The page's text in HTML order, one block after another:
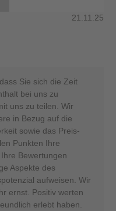
21.11.25
Sie sich die Zeit
bei uns zu
uns zu teilen. Wir
in Bezug auf die
sowie das Preis-
Punkten Ihre
Bewertungen
Aspekte des
aufweisen. Wir
ernst. Positiv werten
erlebt haben.